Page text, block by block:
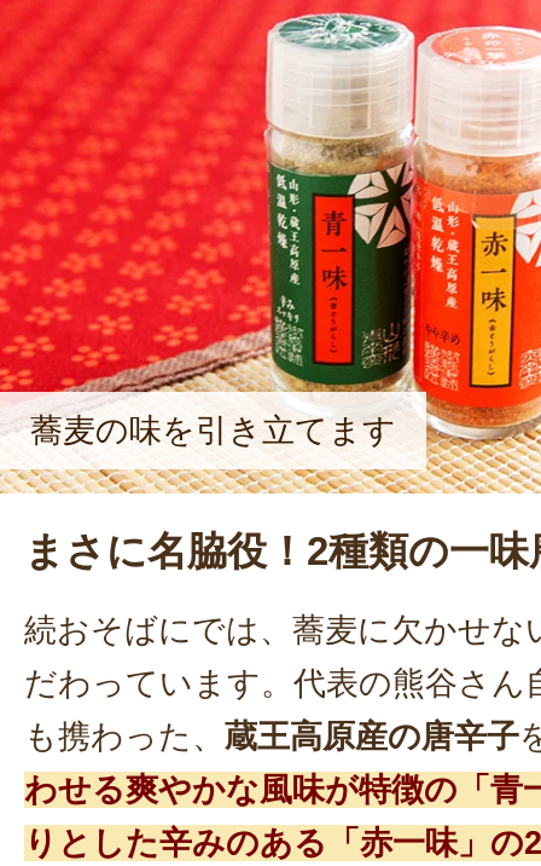
蕎麦の味を引き立てます
まさに名脇役！2種類の一味
続おそばにでは、蕎麦に欠かせな
だわっています。代表の熊谷さん
も携わった、 蔵王高原産の唐辛子
わせる爽やかな風味が特徴の「青
りとした辛みのある「赤一味」の